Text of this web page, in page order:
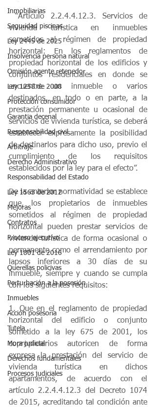
Inmobiliarias
Seguridad piscinas
Ley 2445 de 2025
Insolvencia persona natural
Omisión agente retenedor
Ley 1258 de 2008
Protección consumidor
Garantia decenal
Responsabilidad civil
Arbitraje
Derecho Administrativo
Responsabilidad del Estado
Ley 1563 de 2012
Mejoras
Contratos
Proceso ejecutivo
Ley 1801 de 2016
Querellas policivas
Perturbación a la posesión
Inmuebles
Acción posesoria
Tutela
Mora judicial
Derechos fundamentales
Procesos judiciales
vivienda turística en inmuebles
sometidos al régimen de propiedad
horizontal: En los reglamentos de
propiedad horizontal de los edificios y
conjuntos residenciales en donde se
encuentre un inmueble o varios
destinados, en todo o en parte, a la
prestación permanente u ocasional de
servicios de vivienda turística, se deberá
establecer expresamente la posibilidad
de destinarlos para dicho uso, previo el
cumplimiento de los requisitos
establecidos por la ley para el efecto”.
De la anterior normatividad se establece
que, los propietarios de inmuebles
sometidos al régimen de propiedad
horizontal pueden prestar servicios de
vivienda turística de forma ocasional o
permanente como el arrendamiento por
lapsos inferiores a 30 días de su
inmueble, siempre y cuando se cumpla
con los siguientes requisitos:
1. Que en el reglamento de propiedad
horizontal del edificio o conjunto
sometido a la ley 675 de 2001, los
copropietarios autoricen de forma
expresa la prestación del servicio de
vivienda turística en dichos
apartamentos, de acuerdo con el
artículo 2.2.4.4.12.3 del Decreto 1074
de 2015, acreditando tal condición ante